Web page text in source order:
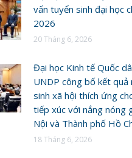
vấn tuyển sinh đại học
2026
20 Tháng 6, 2026
Đại học Kinh tế Quốc
UNDP công bố kết quả
sinh xã hội thích ứng
tiếp xúc với nắng nóng
Nội và Thành phố Hồ
18 Tháng 6, 2026